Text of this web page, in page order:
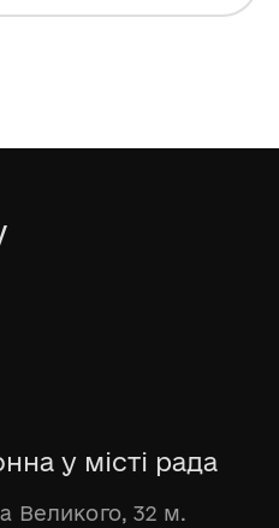
у місті рада
Великого, 32 м.